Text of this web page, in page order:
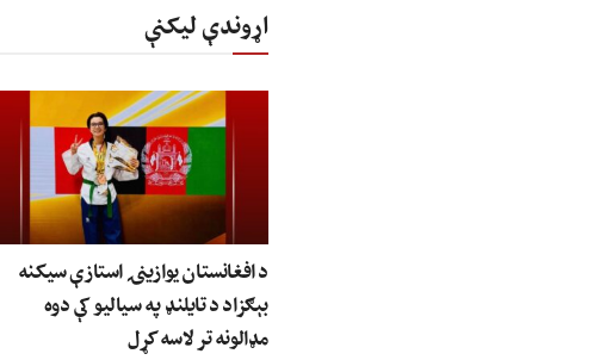
اړوندې لیکنې
د افغانستان یوازینۍ استازې سیکنه
بېګزاد د تایلنډ په سیالیو کې دوه
مډالونه تر لاسه کړل